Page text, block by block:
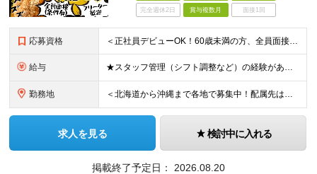
完全週休2日 賞与複数月 面接1回
応募資格 ＜正社員デビューOK！60歳未満の方、全員面接＞ ◆学歴・経歴不問 ◆転職回数が多くてもOK ◆未経験／第二新卒OK ◆ブランクありOK ◆60歳未満の方（※定年年齢を上限として募集するため） ☆普
給与 ★スタッフ管理（シフト調整など）の経験があれば【月給28万円以上】 ★賞与支給実績：基本給の2ヶ月分～3ヶ月分 ＝＝ライフスタイルに合わせて働き方を選べます＝＝ ■正社員 ＜未経験者＞月給25万円(
勤務地 ＜北海道から沖縄まで各地で募集中！配属先は希望に合わせて決定します＞ ■北海道 ・パーク ハイアット ニセコ HANAZONO ★住み込み可 北海道虻田郡倶知安町字岩尾別328-47 ・インターコン
求人を見る 検討中に入れる
掲載終了予定日： 2026.08.20